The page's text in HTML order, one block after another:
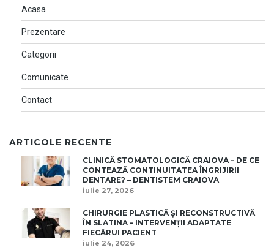
Acasa
Prezentare
Categorii
Comunicate
Contact
ARTICOLE RECENTE
CLINICĂ STOMATOLOGICĂ CRAIOVA – DE CE
CONTEAZĂ CONTINUITATEA ÎNGRIJIRII
DENTARE? – DENTISTEM CRAIOVA
iulie 27, 2026
CHIRURGIE PLASTICĂ ȘI RECONSTRUCTIVĂ
ÎN SLATINA – INTERVENȚII ADAPTATE
FIECĂRUI PACIENT
iulie 24, 2026